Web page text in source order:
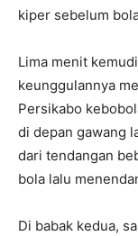
kiper sebelum
Lima menit
keunggulannya
Persikabo
di depan gawang
dari tendangan
bola lalu
Di babak kedua,